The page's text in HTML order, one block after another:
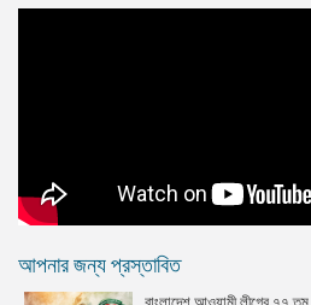
আপনার জন্য প্রস্তাবিত